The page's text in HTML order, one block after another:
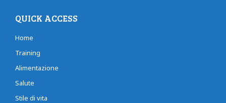
QUICK ACCESS
Home
Training
Alimentazione
Salute
Stile di vita